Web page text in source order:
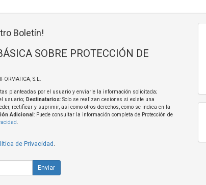
Boletín!
SOBRE PROTECCIÓN DE
S.L.
planteadas por el usuario y enviarle la información solicitada;
usuario; Destinatarios: Solo se realizan cesiones si existe una
rectificar y suprimir, así como otros derechos, como se indica en la
Adicional : Puede consultar la información completa de Protección de
.
de Privacidad.
Enviar